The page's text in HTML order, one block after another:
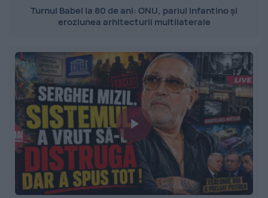
Turnul Babel la 80 de ani: ONU, pariul Infantino și
eroziunea arhitecturii multilaterale